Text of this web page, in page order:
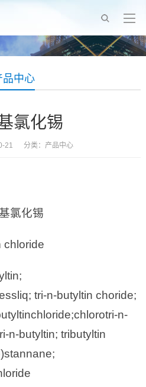
品中心
氯化锡
21 分类： 产品中心
氯化锡
chloride
tri-n-butyltin choride;
n-
n-butyltin; tributyltin